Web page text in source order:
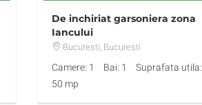
De inchiriat garsoniera zona
Iancului
Bucuresti, Bucuresti
Camere: 1 Bai: 1
Suprafata utila:
50 mp